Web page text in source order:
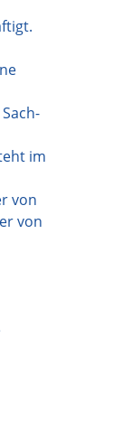
im
von
von